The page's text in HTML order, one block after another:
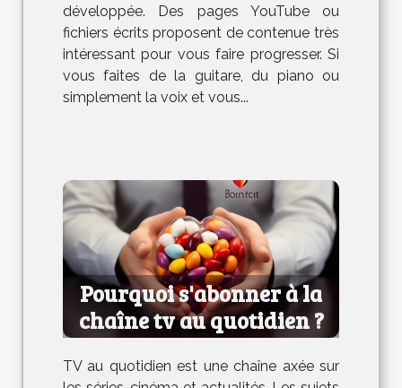
développée. Des pages YouTube ou
fichiers écrits proposent de contenue très
intéressant pour vous faire progresser. Si
vous faites de la guitare, du piano ou
simplement la voix et vous...
Pourquoi s'abonner à la
chaîne tv au quotidien ?
TV au quotidien est une chaîne axée sur